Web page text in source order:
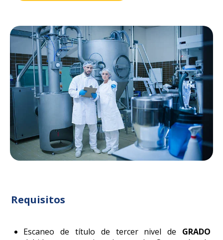
Requisitos
Escaneo de título de tercer nivel de GRADO